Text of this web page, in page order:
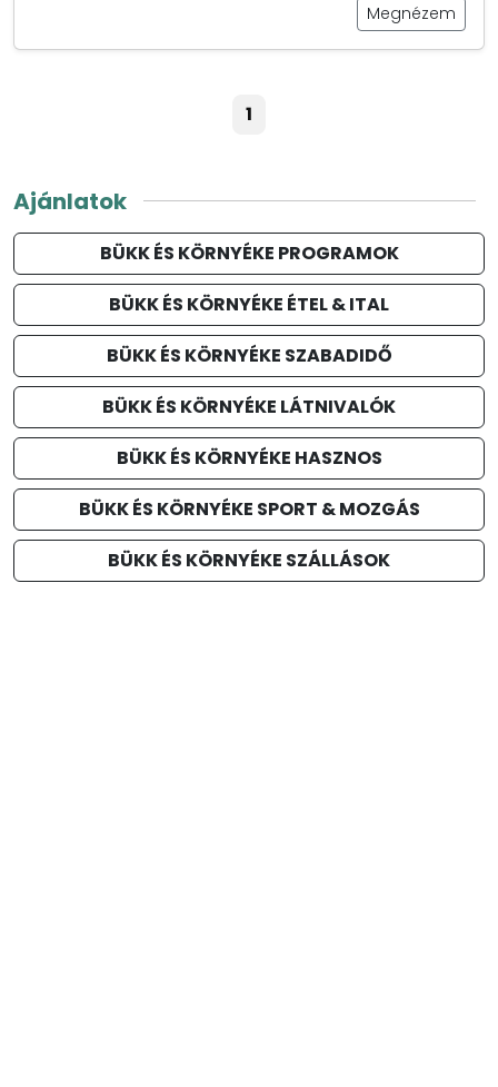
Megnézem
1
Ajánlatok
BÜKK ÉS KÖRNYÉKE PROGRAMOK
BÜKK ÉS KÖRNYÉKE ÉTEL & ITAL
BÜKK ÉS KÖRNYÉKE SZABADIDŐ
BÜKK ÉS KÖRNYÉKE LÁTNIVALÓK
BÜKK ÉS KÖRNYÉKE HASZNOS
BÜKK ÉS KÖRNYÉKE SPORT & MOZGÁS
BÜKK ÉS KÖRNYÉKE SZÁLLÁSOK